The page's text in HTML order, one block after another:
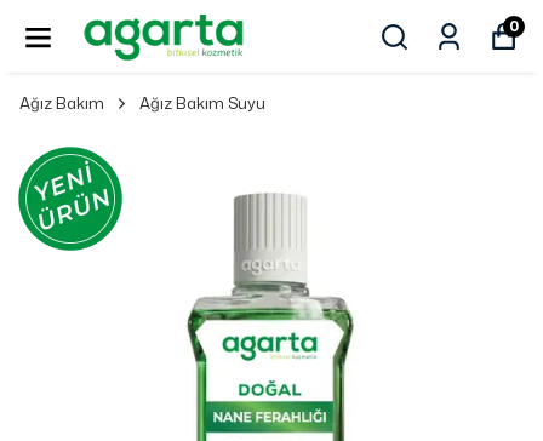
0
Ağız Bakım Ağız Bakım Suyu